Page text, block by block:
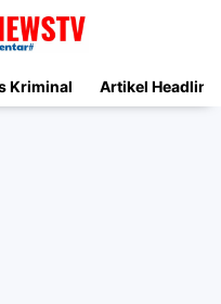
Kriminal Artikel Headline